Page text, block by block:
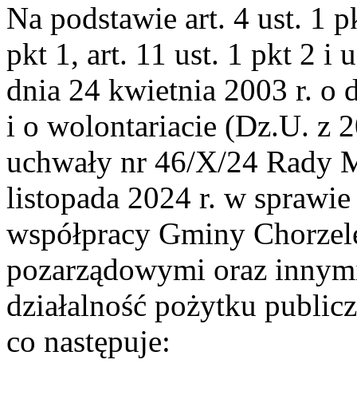
Na podstawie art. 4 ust. 1
pkt 1, art. 11 ust. 1 pkt 2 i
dnia 24 kwietnia 2003 r. o
i o wolontariacie (Dz.U. z
uchwały nr 46/X/24 Rady
listopada 2024 r. w
współpracy Gminy
pozarządowymi oraz
działalność pożytku
co następuje: